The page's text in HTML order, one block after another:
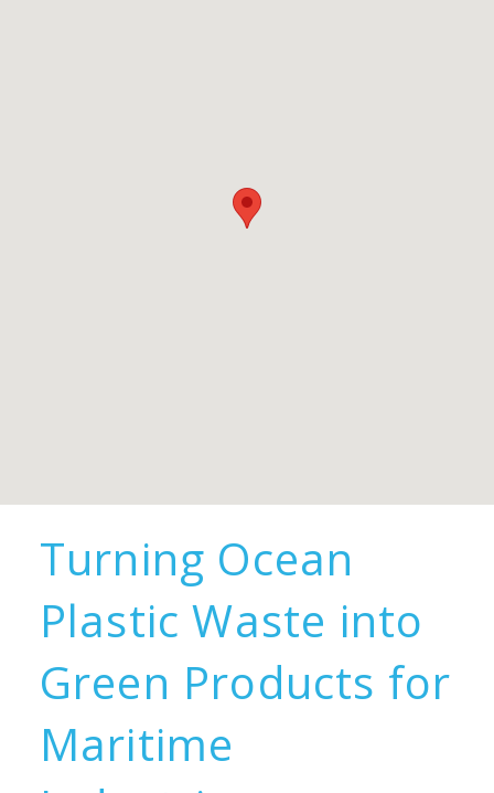
Turning Ocean
Plastic Waste into
Green Products for
Maritime